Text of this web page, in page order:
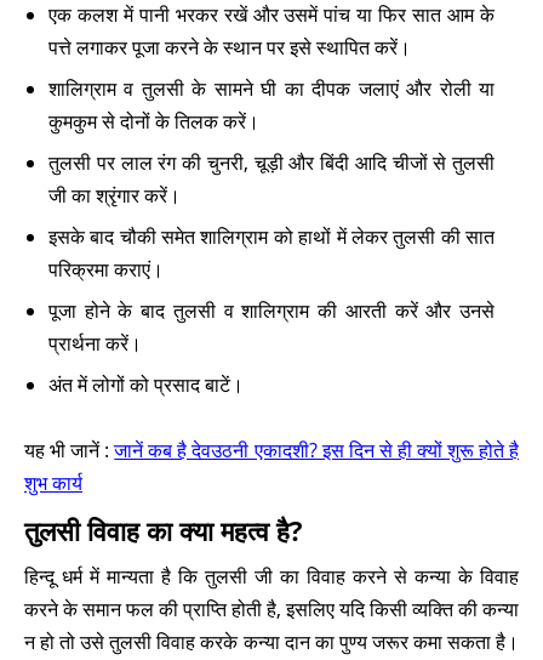
एक कलश में पानी भरकर रखें और उसमें पांच या फिर सात आम के
पत्ते लगाकर पूजा करने के स्थान पर इसे स्थापित करें।
शालिग्राम व तुलसी के सामने घी का दीपक जलाएं और रोली या
कुमकुम से दोनों के तिलक करें।
तुलसी पर लाल रंग की चुनरी, चूड़ी और बिंदी आदि चीजों से तुलसी
जी का श्रृंगार करें।
इसके बाद चौकी समेत शालिग्राम को हाथों में लेकर तुलसी की सात
परिक्रमा कराएं।
पूजा होने के बाद तुलसी व शालिग्राम की आरती करें और उनसे
प्रार्थना करें।
अंत में लोगों को प्रसाद बाटें।
यह भी जानें :जानें कब है देवउठनी एकादशी? इस दिन से ही क्यों शुरू होते है
शुभ कार्य
तुलसी विवाह का क्या महत्व है?
हिन्दू धर्म में मान्यता है कि तुलसी जी का विवाह करने से कन्या के विवाह
करने के समान फल की प्राप्ति होती है, इसलिए यदि किसी व्यक्ति की कन्या
न हो तो उसे तुलसी विवाह करके कन्या दान का पुण्य जरूर कमा सकता है।